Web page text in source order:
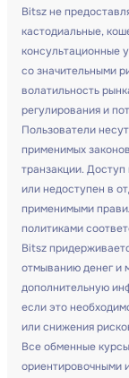
Bitsz не
кастодиальные,
консультационные
со значительными
волатильность
регулирования и
Пользователи
применимых
транзакции.
или недоступен в
применимыми
политиками
Bitsz
отмыванию денег и
дополнительную
если это
или снижения
Все обменные
ориентировочными